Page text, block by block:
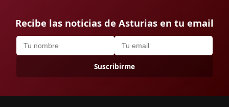
Recibe las noticias de Asturias en tu email
Suscribirme